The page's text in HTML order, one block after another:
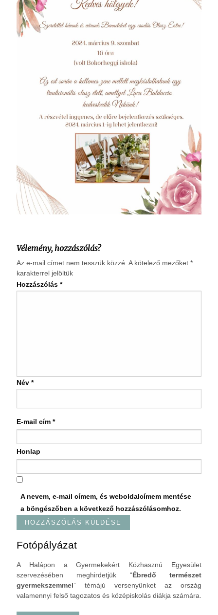
Vélemény, hozzászólás?
Az e-mail címet nem tesszük közzé. A kötelező mezőket *
karakterrel jelöltük
Hozzászólás *
Név *
E-mail cím *
Honlap
A nevem, e-mail címem, és weboldalcímem mentése
a böngészőben a következő hozzászólásomhoz.
Fotópályázat
A Halápon a Gyermekekért Közhasznú Egyesület
szervezésében meghirdetjük “Ébredő természet
gyermekszemmel” témájú versenyünket az ország
valamennyi felső tagozatos és középiskolás diákja számára.